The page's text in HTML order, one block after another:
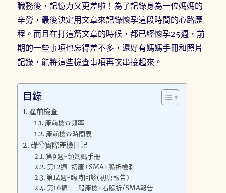
職務後，記憶力又更差啦！為了記錄身為一位媽媽的
辛勞，最後決定用文章來記錄懷孕這段時間的心路歷
程。而且在打這篇文章的時候，都已經懷孕25週，前
期的一些事項也忘得差不多，還好有媽媽手冊和照片
記錄，能將這些檢查事項再次串接起來。
目錄
產前檢查
產前檢查頻率
產前檢查時間表
碌兮實際產檢日記
第9週-領媽媽手冊
第12週-初唐+SMA+脆折檢測
第14週-臨時回診(初唐報告)
第16週-一般產檢+看脆折/SMA報告